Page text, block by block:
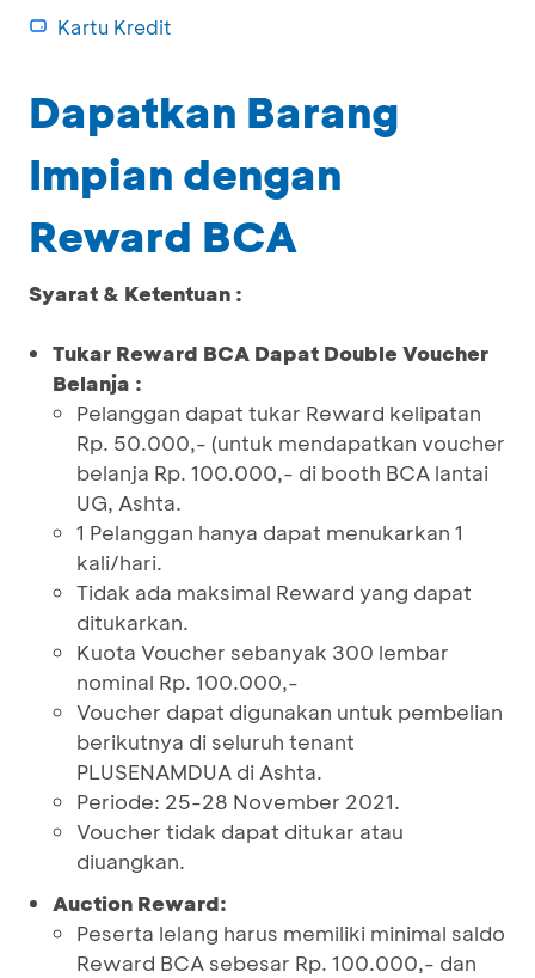
Kartu Kredit
Dapatkan Barang
Impian dengan
Reward BCA
Syarat & Ketentuan :
Tukar Reward BCA Dapat Double Voucher
Belanja :
Pelanggan dapat tukar Reward kelipatan
Rp. 50.000,- (untuk mendapatkan voucher
belanja Rp. 100.000,- di booth BCA lantai
UG, Ashta.
1 Pelanggan hanya dapat menukarkan 1
kali/hari.
Tidak ada maksimal Reward yang dapat
ditukarkan.
Kuota Voucher sebanyak 300 lembar
nominal Rp. 100.000,-
Voucher dapat digunakan untuk pembelian
berikutnya di seluruh tenant
PLUSENAMDUA di Ashta.
Periode: 25-28 November 2021.
Voucher tidak dapat ditukar atau
diuangkan.
Auction Reward:
Peserta lelang harus memiliki minimal saldo
Reward BCA sebesar Rp. 100.000,- dan